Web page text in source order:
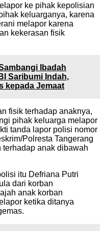
ke pihak kepolisian
keluarganya, karena
melapor karena
kekerasan fisik
Ibadah
Saribumi Indah,
kepada Jemaat
fisik terhadap anaknya,
pihak keluarga melapor
tanda lapor polisi nomor
Polresta Tangerang
terhadap anak dibawah
itu Defriana Putri
dari korban
anak korban
ketika ditanya